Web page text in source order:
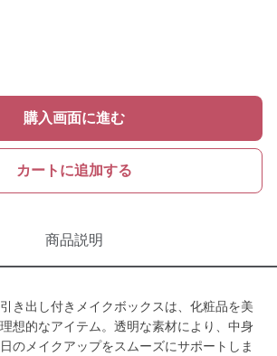
購入画面に進む
カートに追加する
商品説明
き出し付きメイクボックスは、化粧品を美
想的なアイテム。透明な素材により、中身
のメイクアップをスムーズにサポートしま